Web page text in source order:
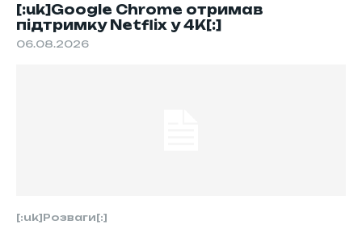
[:uk]Google Chrome отримав
підтримку Netflix у 4K[:]
06.08.2026
[:uk]Розваги[:]